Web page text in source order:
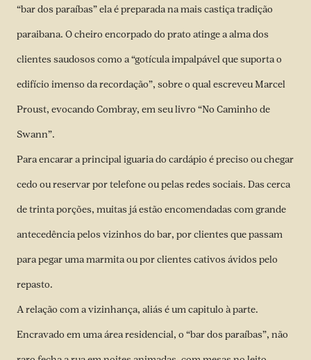
“bar dos paraíbas” ela é preparada na mais castiça tradição
paraibana. O cheiro encorpado do prato atinge a alma dos
clientes saudosos como a “gotícula impalpável que suporta o
edifício imenso da recordação”, sobre o qual escreveu Marcel
Proust, evocando Combray, em seu livro “No Caminho de
Swann”.
Para encarar a principal iguaria do cardápio é preciso ou chegar
cedo ou reservar por telefone ou pelas redes sociais. Das cerca
de trinta porções, muitas já estão encomendadas com grande
antecedência pelos vizinhos do bar, por clientes que passam
para pegar uma marmita ou por clientes cativos ávidos pelo
repasto.
A relação com a vizinhança, aliás é um capitulo à parte.
Encravado em uma área residencial, o “bar dos paraíbas”, não